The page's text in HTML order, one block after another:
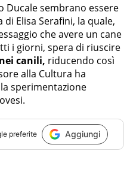
Ducale sembrano essere
Elisa Serafini, la quale,
che avere un cane
i giorni, spera di riuscire
canili, riducendo così
alla Cultura ha
sperimentazione
preferite Aggiungi